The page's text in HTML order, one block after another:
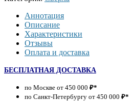
Аннотация
Описание
Характеристики
Отзывы
Оплата и доставка
БЕСПЛАТНАЯ ДОСТАВКА
по Москве от 450 000 ₽*
по Санкт-Петербургу от 450 000 ₽*